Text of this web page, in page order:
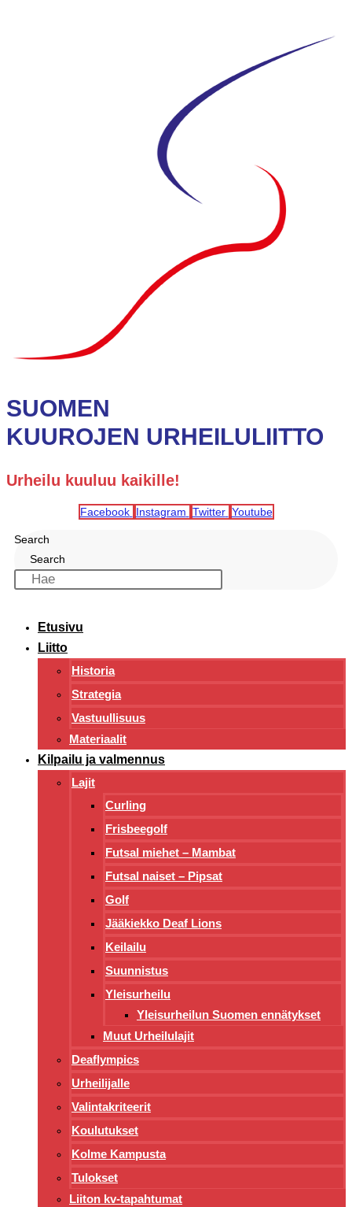
SUOMEN
KUUROJEN URHEILULIITTO
Urheilu kuuluu kaikille!
Facebook Instagram Twitter Youtube
Search
Search
Etusivu
Liitto
Historia
Strategia
Vastuullisuus
Materiaalit
Kilpailu ja valmennus
Lajit
Curling
Frisbeegolf
Futsal miehet – Mambat
Futsal naiset – Pipsat
Golf
Jääkiekko Deaf Lions
Keilailu
Suunnistus
Yleisurheilu
Yleisurheilun Suomen ennätykset
Muut Urheilulajit
Deaflympics
Urheilijalle
Valintakriteerit
Koulutukset
Kolme Kampusta
Tulokset
Liiton kv-tapahtumat